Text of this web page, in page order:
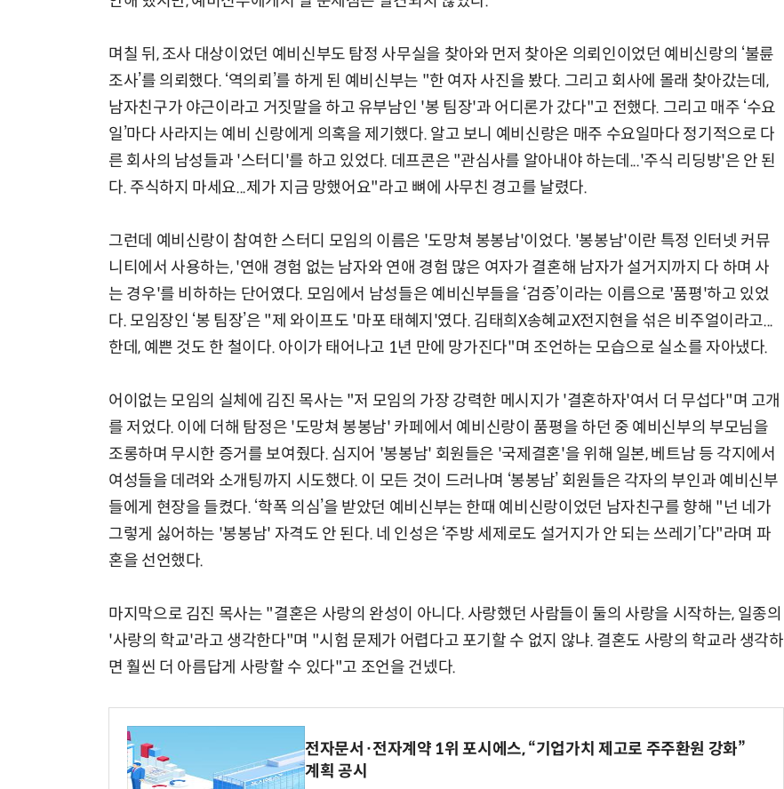
며칠 뒤, 조사 대상이었던 예비신부도 탐정 사무실을 찾아와 먼저 찾아온 의뢰인이었던 예비신랑의 ‘불륜
조사’를 의뢰했다. ‘역의뢰’를 하게 된 예비신부는 "한 여자 사진을 봤다. 그리고 회사에 몰래 찾아갔는데,
남자친구가 야근이라고 거짓말을 하고 유부남인 '봉 팀장'과 어디론가 갔다"고 전했다. 그리고 매주 ‘수요
일’마다 사라지는 예비 신랑에게 의혹을 제기했다. 알고 보니 예비신랑은 매주 수요일마다 정기적으로 다
른 회사의 남성들과 '스터디'를 하고 있었다. 데프콘은 "관심사를 알아내야 하는데...'주식 리딩방'은 안 된
다. 주식하지 마세요...제가 지금 망했어요"라고 뼈에 사무친 경고를 날렸다.
그런데 예비신랑이 참여한 스터디 모임의 이름은 '도망쳐 봉봉남'이었다. '봉봉남'이란 특정 인터넷 커뮤
니티에서 사용하는, '연애 경험 없는 남자와 연애 경험 많은 여자가 결혼해 남자가 설거지까지 다 하며 사
는 경우'를 비하하는 단어였다. 모임에서 남성들은 예비신부들을 ‘검증’이라는 이름으로 '품평'하고 있었
다. 모임장인 ‘봉 팀장’은 "제 와이프도 '마포 태혜지'였다. 김태희X송혜교X전지현을 섞은 비주얼이라고...
한데, 예쁜 것도 한 철이다. 아이가 태어나고 1년 만에 망가진다"며 조언하는 모습으로 실소를 자아냈다.
어이없는 모임의 실체에 김진 목사는 "저 모임의 가장 강력한 메시지가 '결혼하자'여서 더 무섭다"며 고개
를 저었다. 이에 더해 탐정은 '도망쳐 봉봉남' 카페에서 예비신랑이 품평을 하던 중 예비신부의 부모님을
조롱하며 무시한 증거를 보여줬다. 심지어 '봉봉남' 회원들은 '국제결혼'을 위해 일본, 베트남 등 각지에서
여성들을 데려와 소개팅까지 시도했다. 이 모든 것이 드러나며 ‘봉봉남’ 회원들은 각자의 부인과 예비신부
들에게 현장을 들켰다. ‘학폭 의심’을 받았던 예비신부는 한때 예비신랑이었던 남자친구를 향해 "넌 네가
그렇게 싫어하는 '봉봉남' 자격도 안 된다. 네 인성은 ‘주방 세제로도 설거지가 안 되는 쓰레기’다"라며 파
혼을 선언했다.
마지막으로 김진 목사는 "결혼은 사랑의 완성이 아니다. 사랑했던 사람들이 둘의 사랑을 시작하는, 일종의
'사랑의 학교'라고 생각한다"며 "시험 문제가 어렵다고 포기할 수 없지 않냐. 결혼도 사랑의 학교라 생각하
면 훨씬 더 아름답게 사랑할 수 있다"고 조언을 건넸다.
전자문서·전자계약 1위 포시에스, “기업가치 제고로 주주환원 강화”
계획 공시